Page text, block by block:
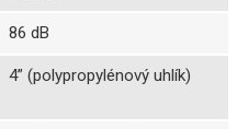
86 dB
4” (polypropylénový uhlík)